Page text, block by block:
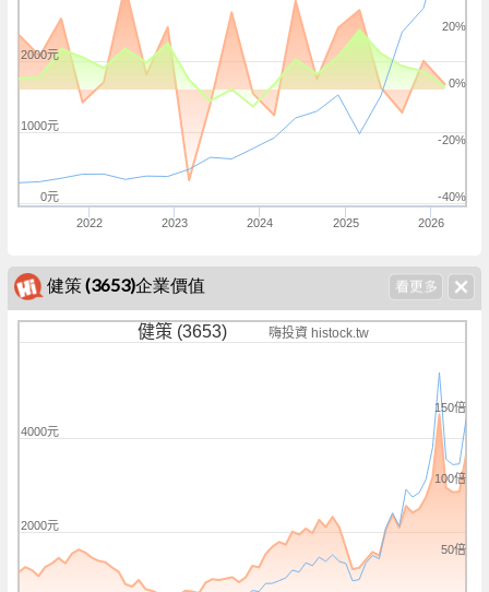
2022 2023 2024 2025 2026
-40%
-20%
0%
20%
0元
1000元
2000元
健策 (3653)企業價值
健策 (3653) 嗨投資 histock.tw
50倍
100倍
150倍
2000元
4000元